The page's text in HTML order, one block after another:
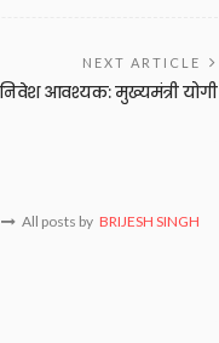
NEXT ARTICLE
आवश्यक: मुख्यमंत्री योगी
All posts by BRIJESH SINGH